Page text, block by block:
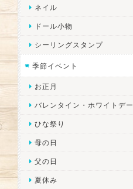
ネイル
ドール小物
シーリングスタンプ
季節イベント
お正月
バレンタイン・ホワイトデー
ひな祭り
母の日
父の日
夏休み